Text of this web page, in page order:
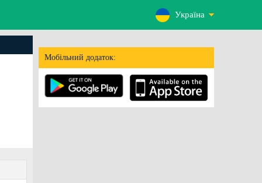
Україна
Мобільний додаток: